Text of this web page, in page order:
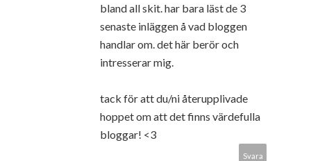
bland all skit. har bara läst de 3
senaste inläggen å vad bloggen
handlar om. det här berör och
intresserar mig.
tack för att du/ni återupplivade
hoppet om att det finns värdefulla
bloggar! <3
Svara